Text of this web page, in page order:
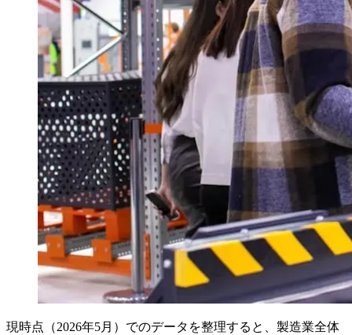
現時点（2026年5月）でのデータを整理すると、製造業全体